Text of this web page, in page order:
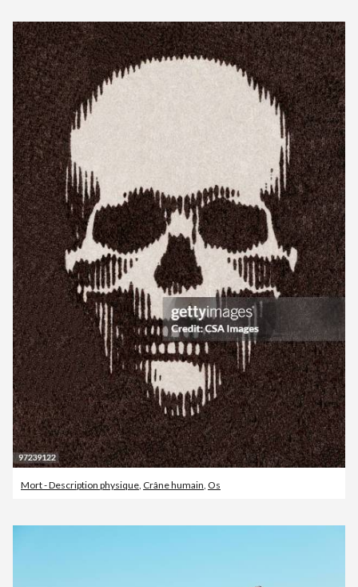
Mort - Description physique Crâne humain Os